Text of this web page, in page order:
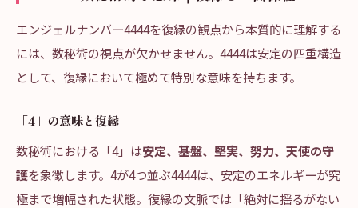
エンジェルナンバー4444を復縁の観点から本質的に理解する
には、数秘術の視点が欠かせません。4444は安定の四重構造
として、復縁において極めて特別な意味を持ちます。
「4」の意味と復縁
数秘術における「4」は安定、基盤、堅実、努力、天使の守
護を象徴します。4が4つ並ぶ4444は、安定のエネルギーが究
極まで増幅された状態。復縁の文脈では「絶対に揺るがない